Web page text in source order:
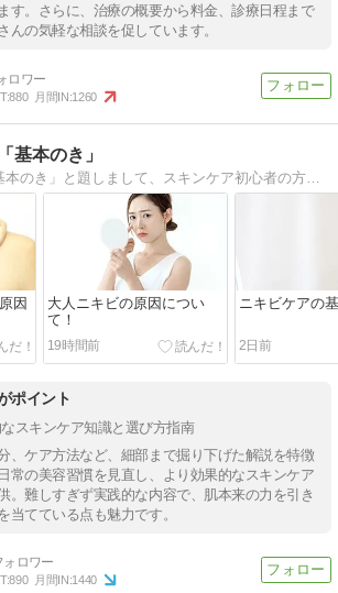
す。さらに、治療の概要から料金、診療日程まで
んの気軽な相談を促しています。
880 月間IN:1260
基本のき」
スキンケアの「基本のき」と題しまして、スキンケア初心者の方にも判り易く解説をしていきます
因
大人ニキビの原因につい
て！
19時間前
ニキビケアの
2日前
ポイント
スキンケア知識と選び方指南
、ケア方法など、細部まで掘り下げた解説を特徴
常の美容習慣を見直し、より効果的なスキンケア
。難しすぎず実践的な内容で、肌本来の力を引き
当てている点も魅力です。
890 月間IN:1440